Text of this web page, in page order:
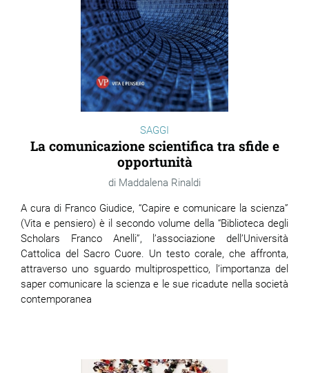
SAGGI
La comunicazione scientifica tra sfide e
opportunità
Maddalena Rinaldi
A cura di Franco Giudice, “Capire e comunicare la scienza”
(Vita e pensiero) è il secondo volume della “Biblioteca degli
Scholars Franco Anelli”, l’associazione dell’Università
Cattolica del Sacro Cuore. Un testo corale, che affronta,
attraverso uno sguardo multiprospettico, l’importanza del
saper comunicare la scienza e le sue ricadute nella società
contemporanea